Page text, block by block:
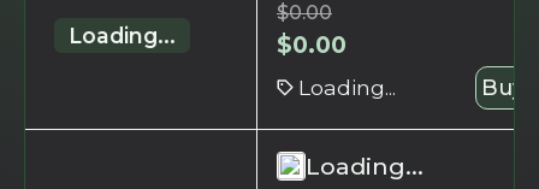
Loading...
$0.00
$0.00
Loading... Buy
Loading...